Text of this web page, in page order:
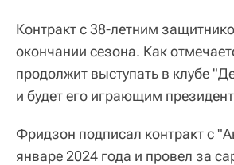
Контракт с 38-летним
окончании сезона. Как
продолжит выступать в клубе
и будет его играющим
Фридзон подписал контракт с
январе 2024 года и провел за